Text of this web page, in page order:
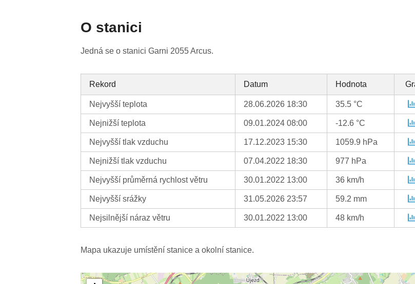
O stanici
Jedná se o stanici Garni 2055 Arcus.
Rekord Datum Hodnota
Nejvyšší teplota 28.06.2026 18:30 35.5 °C
Nejnižší teplota 09.01.2024 08:00 -12.6 °C
Nejvyšší tlak vzduchu 17.12.2023 15:30 1059.9 hPa
Nejnižší tlak vzduchu 07.04.2022 18:30 977 hPa
Nejvyšší průměrná rychlost větru 30.01.2022 13:00 36 km/h
Nejvyšší srážky 31.05.2026 23:57 59.2 mm
Nejsilnější náraz větru 30.01.2022 13:00 48 km/h
Mapa ukazuje umístění stanice a okolní stanice.